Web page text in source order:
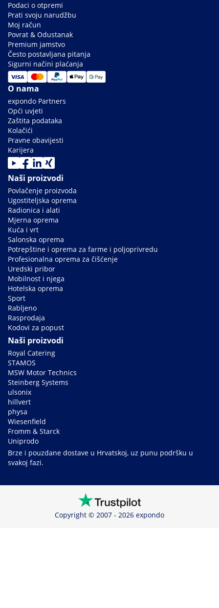
Podaci o otpremi
Prati svoju narudžbu
Moj račun
Povrat & Odustanak
Premium jamstvo
Često postavljana pitanja
Sigurni načini plaćanja
O nama
expondo Partners
Opći uvjeti
Zaštita podataka
Kolačići
Pravne obavijesti
Karijera
Naši proizvodi
Povlačenje proizvoda
Ugostiteljska oprema
Radionica i alati
Mjerna oprema
Kuća i vrt
Salonska oprema
Potrepštine i oprema za farme i poljoprivredu
Profesionalna oprema za čišćenje
Uredski pribor
Mobilnost i njega
Hotelska oprema
Sport
Rabljeno
Rasprodaja
Kodovi za popust
Naši proizvodi
Royal Catering
STAMOS
MSW Motor Technics
Steinberg Systems
ulsonix
hillvert
physa
Wiesenfield
Fromm & Starck
Uniprodo
Brze i pouzdane dostave u Hrvatskoj, uz punu podršku u
svakoj fazi.
Copyright © 2007 - 2026 expondo